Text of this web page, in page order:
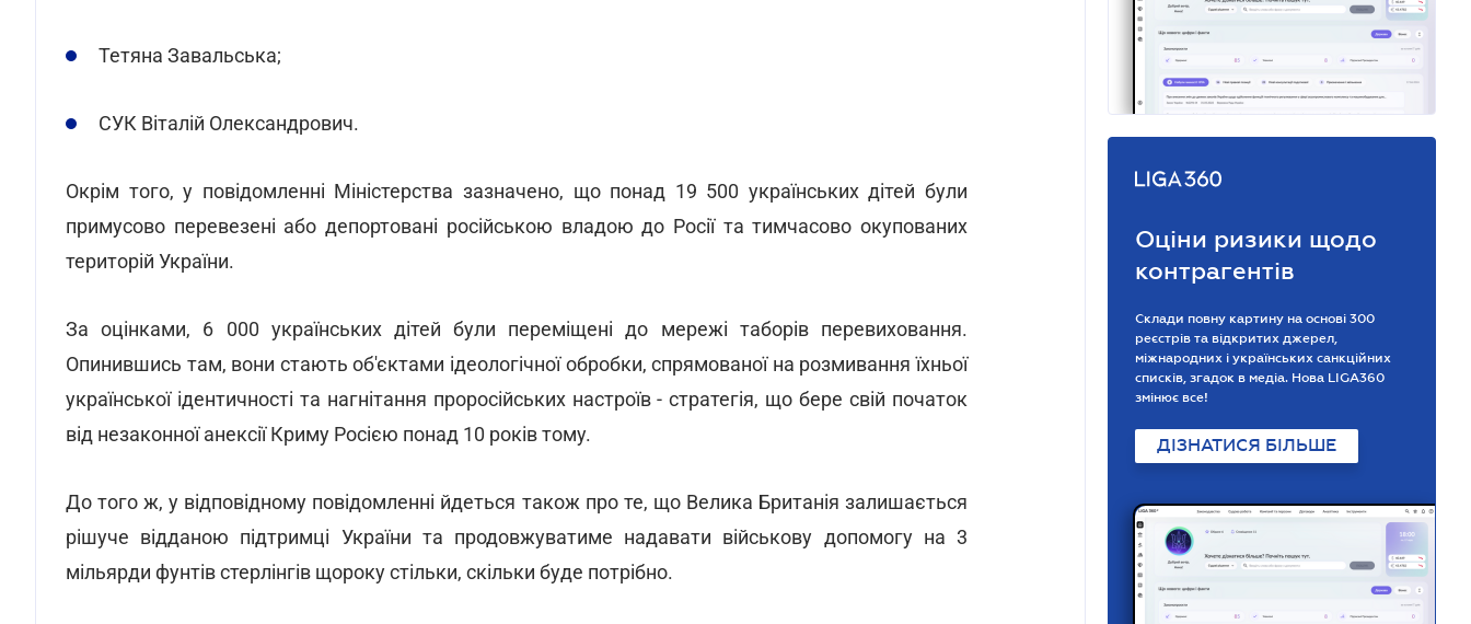
Тетяна Завальська;
СУК Віталій Олександрович.
Окрім того, у повідомленні Міністерства зазначено, що понад 19 500 українських дітей були
примусово перевезені або депортовані російською владою до Росії та тимчасово окупованих
територій України.
За оцінками, 6 000 українських дітей були переміщені до мережі таборів перевиховання.
Опинившись там, вони стають об'єктами ідеологічної обробки, спрямованої на розмивання їхньої
української ідентичності та нагнітання проросійських настроїв - стратегія, що бере свій початок
від незаконної анексії Криму Росією понад 10 років тому.
До того ж, у відповідному повідомленні йдеться також про те, що Велика Британія залишається
рішуче відданою підтримці України та продовжуватиме надавати військову допомогу на 3
мільярди фунтів стерлінгів щороку стільки, скільки буде потрібно.
Оціни ризики щодо
контрагентів
Склади повну картину на основі 300
реєстрів та відкритих джерел,
міжнародних і українських санкційних
списків, згадок в медіа. Нова LIGA360
змінює все!
ДІЗНАТИСЯ БІЛЬШЕ